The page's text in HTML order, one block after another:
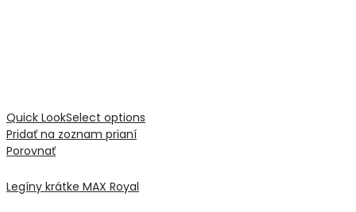
Quick LookSelect options
Pridať na zoznam prianí
Porovnať
Legíny krátke MAX Royal